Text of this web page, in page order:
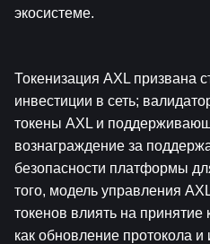
экосистеме.
Токенизация AXL призвана
инвестиции в сеть;
токены AXL и
вознаграждение за
безопасности платформы
того, модель управления
токенов влиять на
как обновление протокола